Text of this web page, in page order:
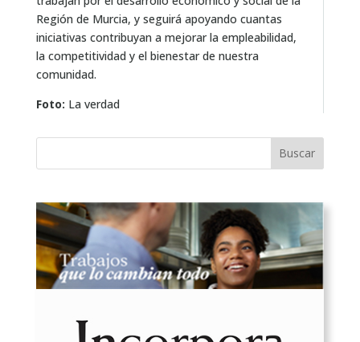
Región de Murcia, y seguirá apoyando cuantas
iniciativas contribuyan a mejorar la empleabilidad,
la competitividad y el bienestar de nuestra
comunidad.
Foto: La verdad
Buscar